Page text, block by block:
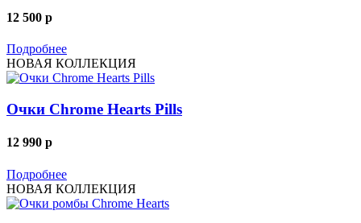
12 500 p
Подробнее
НОВАЯ КОЛЛЕКЦИЯ
Очки Chrome Hearts Pills
12 990 p
Подробнее
НОВАЯ КОЛЛЕКЦИЯ